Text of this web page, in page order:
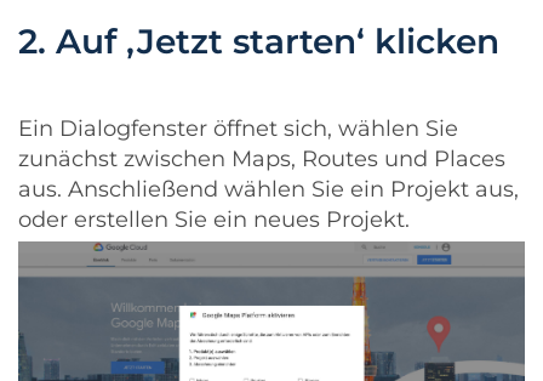
2. Auf ‚Jetzt starten‘ klicken
Ein Dialogfenster öffnet sich, wählen Sie
zunächst zwischen Maps, Routes und Places
aus. Anschließend wählen Sie ein Projekt aus,
oder erstellen Sie ein neues Projekt.